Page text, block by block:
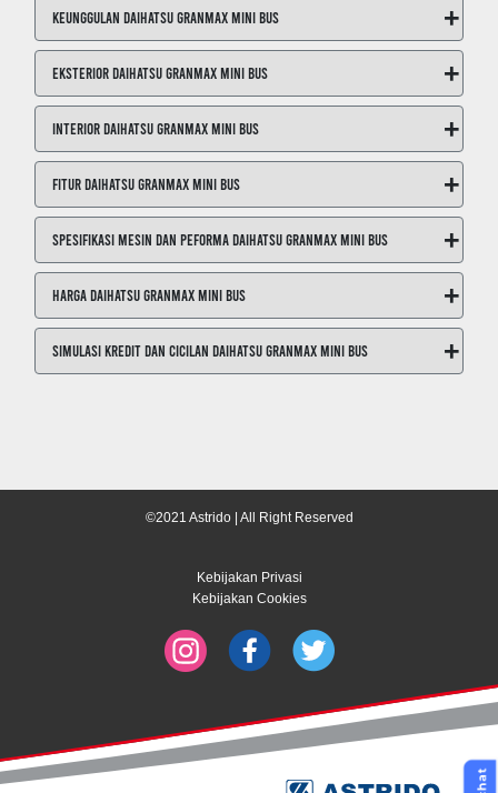
Keunggulan Daihatsu GranMax Mini Bus +
Eksterior Daihatsu GranMax Mini Bus +
Interior Daihatsu GranMax Mini Bus +
Fitur Daihatsu GranMax Mini Bus +
Spesifikasi Mesin dan Peforma Daihatsu GranMax Mini Bus +
Harga Daihatsu GranMax Mini Bus +
Simulasi Kredit dan Cicilan Daihatsu GranMax Mini Bus +
©2021 Astrido | All Right Reserved
Kebijakan Privasi
Kebijakan Cookies